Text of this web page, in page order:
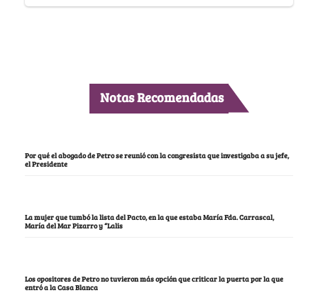
Notas Recomendadas
Por qué el abogado de Petro se reunió con la congresista que investigaba a su jefe,
el Presidente
La mujer que tumbó la lista del Pacto, en la que estaba María Fda. Carrascal,
María del Mar Pizarro y “Lalis
Los opositores de Petro no tuvieron más opción que criticar la puerta por la que
entró a la Casa Blanca